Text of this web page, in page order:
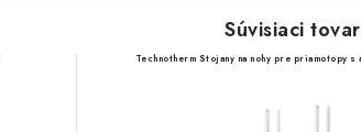
Súvisiaci tovar